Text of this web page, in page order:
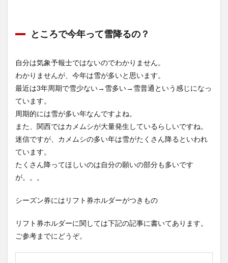
ところで今年って雪降るの？
自分は気象予報士ではないのでわかりません。
わかりませんが、今年は雪が多いと思います。
最近は3年周期で雪少ない→雪多い→雪普通 という感じになっ
ています。
周期的には雪が多い年なんですよね。
また、関西ではカメムシが大量発生しているらしいですね。
迷信ですが、 カメムシの多い年は雪がたくさん降るといわれ
ています。
たくさん降ってほしいのは自分の願いの部分も多いです
が。。。
シーズン券にはリフト券ホルダーがつきもの
リフト券ホルダーに関しては下記の記事に書いてあります。
ご参考までにどうぞ。